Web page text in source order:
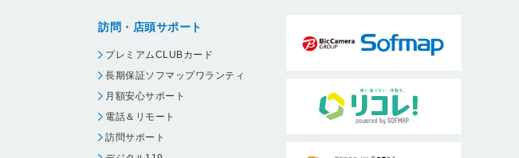
訪問・店頭サポート
プレミアムCLUBカード
長期保証ソフマップワランティ
月額安心サポート
電話＆リモート
訪問サポート